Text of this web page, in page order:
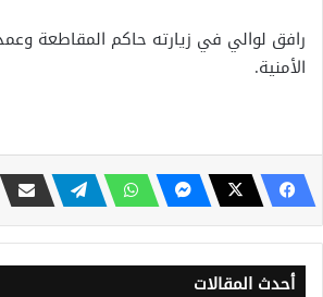
رافق لوالي في زيارته حاكم المقاطعة
الأمنية.
أحدث المقالات